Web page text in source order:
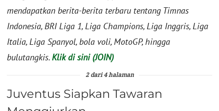
mendapatkan berita-berita terbaru tentang Timnas
Indonesia, BRI Liga 1, Liga Champions, Liga Inggris, Liga
Italia, Liga Spanyol, bola voli, MotoGP, hingga
bulutangkis.Klik di sini (JOIN)
2 dari 4 halaman
Juventus Siapkan Tawaran